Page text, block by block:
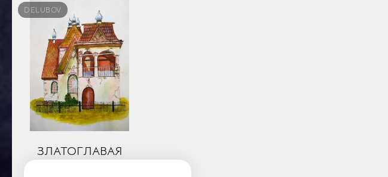
DELUBOV
ЗЛАТОГЛАВАЯ